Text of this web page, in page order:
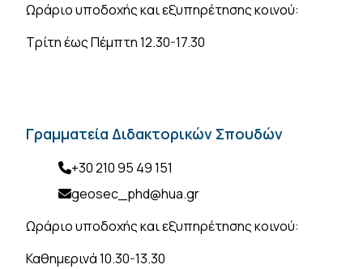
Ωράριο υποδοχής και εξυπηρέτησης κοινού:
Τρίτη έως Πέμπτη 12.30-17.30
Γραμματεία Διδακτορικών Σπουδών
+30 210 95 49 151
geosec_phd@hua.gr
Ωράριο υποδοχής και εξυπηρέτησης κοινού:
Καθημερινά 10.30-13.30